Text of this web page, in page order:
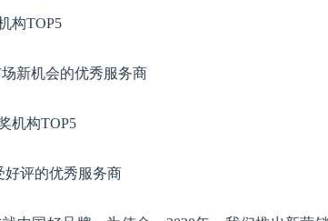
构TOP5
新机会的优秀服务商
机构TOP5
好评的优秀服务商